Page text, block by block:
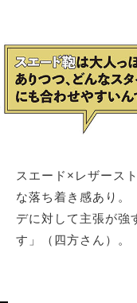
スエード×レザース
な落ち着き感あり。
デに対して主張が強
す」（四方さん）。